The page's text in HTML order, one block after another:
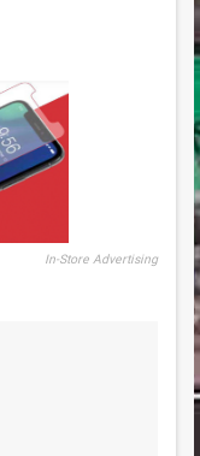
In-Store Advertising